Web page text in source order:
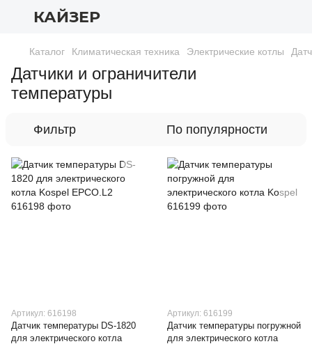
КАЙЗЕР
Каталог Климатическая техника Электрические котлы
Датчики и ограничители
температуры
Фильтр По популярности
Артикул: 616198
Датчик температуры DS-1820
для электрического котла
Артикул: 616199
Датчик температуры погружной
для электрического котла